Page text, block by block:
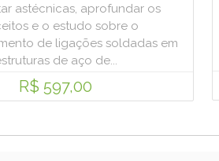
astécnicas, aprofundar os
e o estudo sobre o
de ligações soldadas em
de aço de...
R$ 597,00